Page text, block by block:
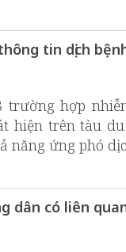
tin dịch
trường hợp
hiện trên tàu
năng ứng phó
dân có liên